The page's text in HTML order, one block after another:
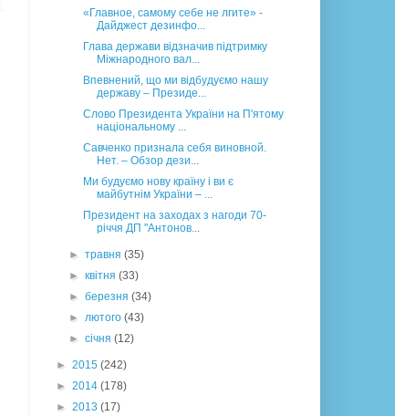
«Главное, самому себе не лгите» -
Дайджест дезинфо...
Глава держави відзначив підтримку
Міжнародного вал...
Впевнений, що ми відбудуємо нашу
державу – Президе...
Слово Президента України на П'ятому
національному ...
Савченко признала себя виновной.
Нет. – Обзор дези...
Ми будуємо нову країну і ви є
майбутнім України – ...
Президент на заходах з нагоди 70-
річчя ДП "Антонов...
►травня(35)
►квітня(33)
►березня(34)
►лютого(43)
►січня(12)
► 2015 (242)
► 2014 (178)
► 2013 (17)